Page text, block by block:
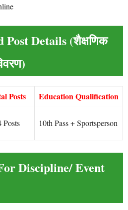
Details (शैक्षणिक
Posts Education Qualification
Posts 10th Pass + Sportsperson
Discipline/ Event